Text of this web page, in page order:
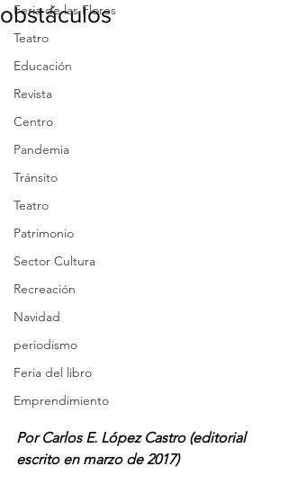
Feria de las Flores
Teatro
Educación
Revista
Centro
Pandemia
Tránsito
Teatro
Patrimonio
Sector Cultura
Recreación
Navidad
periodismo
Feria del libro
Emprendimiento
obstáculos
Por Carlos E. López Castro (editorial
escrito en marzo de 2017)